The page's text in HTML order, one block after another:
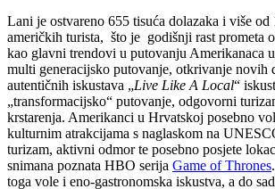
Lani je ostvareno 655 tisuća dolazaka i više
američkih turista, što je godišnji rast prometa
kao glavni trendovi u putovanju Amerikanaca
multi generacijsko putovanje, otkrivanje novih
autentičnih iskustava „Live Like A Local“
„transformacijsko“ putovanje, odgovorni
krstarenja. Amerikanci u Hrvatskoj posebno
kulturnim atrakcijama s naglaskom na
turizam, aktivni odmor te posebno posjete
snimana poznata HBO serija Game of Thrones
toga vole i eno-gastronomska iskustva, a do